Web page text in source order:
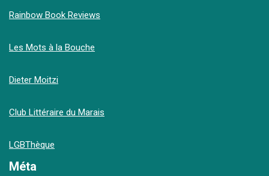
Rainbow Book Reviews
Les Mots à la Bouche
Dieter Moitzi
Club Littéraire du Marais
LGBThèque
Méta